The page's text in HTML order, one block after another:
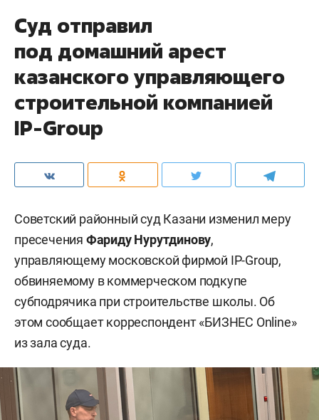
Суд отправил
под домашний арест
казанского управляющего
строительной компанией
IP-Group
Советский районный суд Казани изменил меру
пресечения Фариду Нурутдинову,
управляющему московской фирмой IP-Group,
обвиняемому в коммерческом подкупе
субподрячика при строительстве школы. Об
этом сообщает корреспондент «БИЗНЕС Online»
из зала суда.